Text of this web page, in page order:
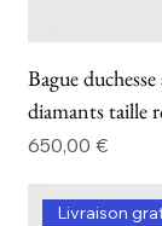
Bague
diamants taille
Prix
650,00 €
Livraison